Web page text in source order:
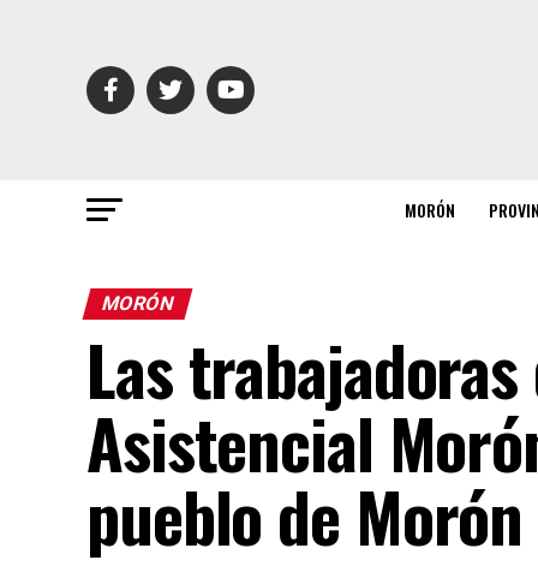
MORÓN
MORÓN
Las
Asistencial
pueblo de Morón